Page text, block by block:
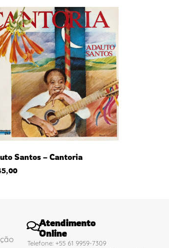
Santos – Cantoria
Atendimento
Online
Telefone: +55 61 9959-7309